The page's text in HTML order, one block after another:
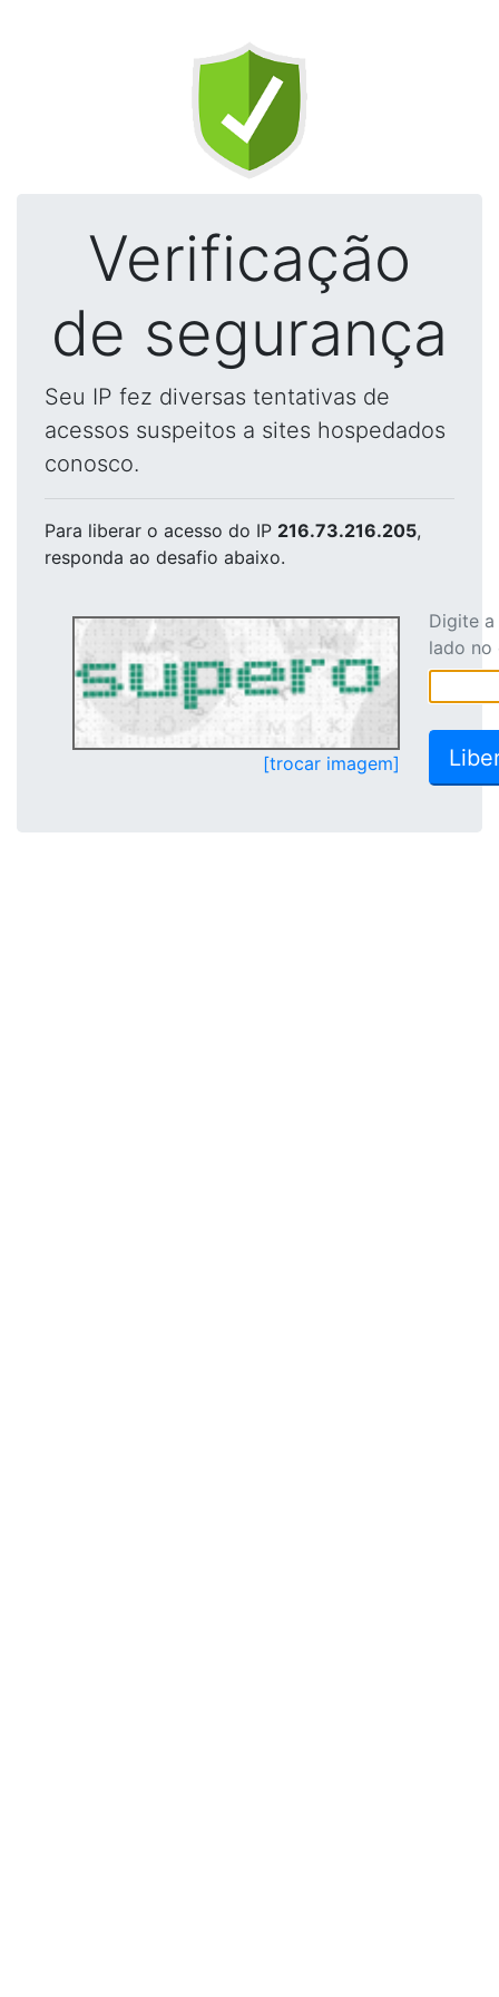
Verificação
de segurança
Seu IP fez diversas tentativas de
acessos suspeitos a sites hospedados
conosco.
Para liberar o acesso do IP 216.73.216.205,
responda ao desafio abaixo.
[trocar imagem]
Digite
lado no